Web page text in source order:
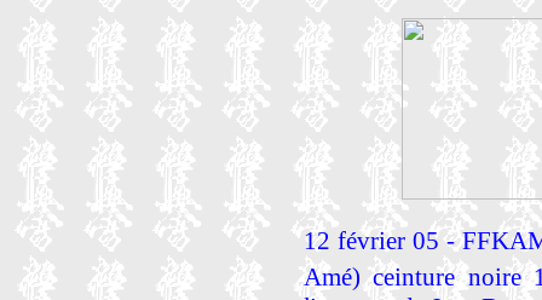
12 février 05 -
Amé) ceinture noire